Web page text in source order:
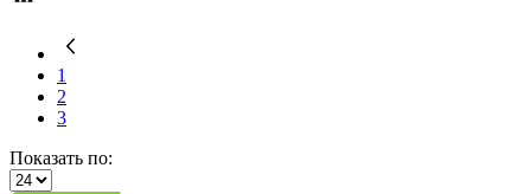
1
2
3
Показать по: